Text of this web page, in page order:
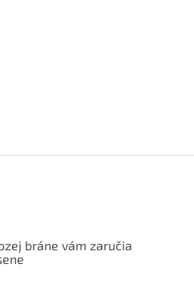
bráne vám zaručia